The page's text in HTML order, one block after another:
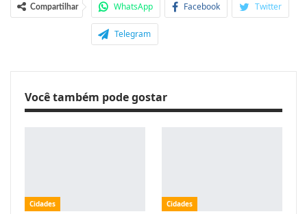
Compartilhar WhatsApp Facebook Twitter
Telegram
Você também pode gostar
Cidades Cidades